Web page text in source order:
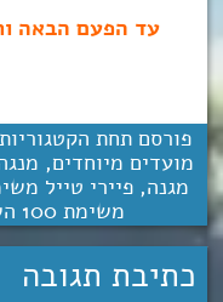
עד הפעם הבאה
פורסם תחת
מועדים מיוחדים,
מגנה, פיירי טייל
משימת 100 השנים
כתיבת תגובה